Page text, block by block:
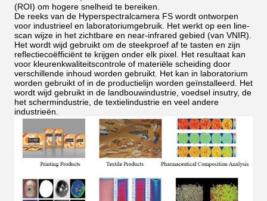
(ROI) om hogere snelheid te bereiken.
De reeks van de Hyperspectralcamera FS wordt ontworpen
voor industrieel en laboratoriumgebruik. Het werkt op een line-
scan wijze in het zichtbare en near-infrared gebied (van VNIR).
Het wordt wijd gebruikt om de steekproef af te tasten en zijn
reflectiecoëfficiënt te krijgen onder elk pixel. Het resultaat kan
voor kleurenkwaliteitscontrole of materiële scheiding door
verschillende inhoud worden gebruikt. Het kan in laboratorium
worden gebruikt of in de productielijn worden geïnstalleerd. Het
wordt wijd gebruikt in de landbouwindustrie, voedsel insutry, de
het schermindustrie, de textielindustrie en veel andere
industrieën.